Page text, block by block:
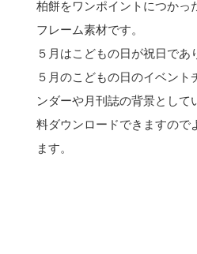
柏餅をワンポイントにつかっ
フレーム素材です。
５月はこどもの日が祝日であ
５月のこどもの日のイベント
ンダーや月刊誌の背景として
料ダウンロードできますので
ます。